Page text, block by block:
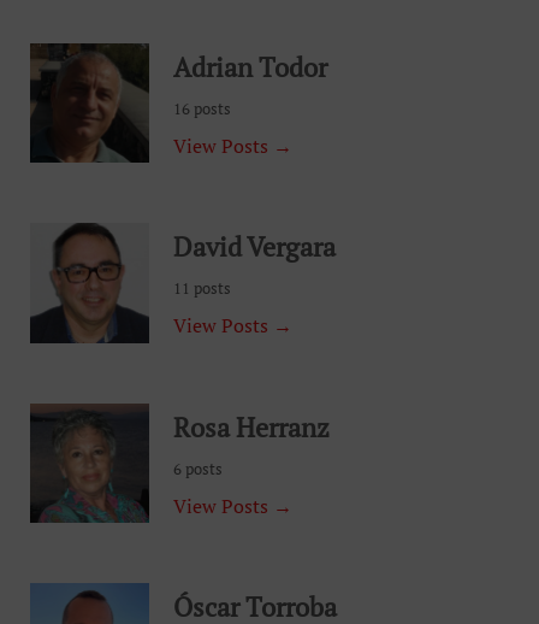
Adrian Todor
16 posts
View Posts →
David Vergara
11 posts
View Posts →
Rosa Herranz
6 posts
View Posts →
Óscar Torroba